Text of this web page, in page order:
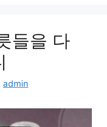
들을 다
admin